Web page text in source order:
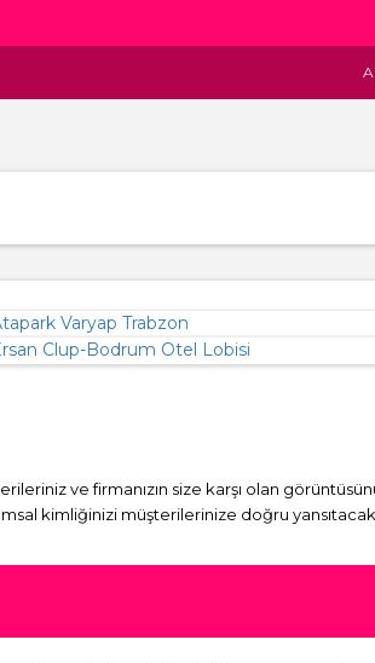
ve firmanızın size karşı olan
kimliğinizi müşterilerinize doğru yansıtacak,